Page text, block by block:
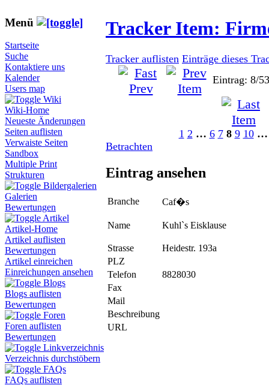
Menü
Startseite
Suche
Kontaktiere uns
Kalender
Users map
Wiki
Wiki-Home
Neueste Änderungen
Seiten auflisten
Verwaiste Seiten
Sandbox
Multiple Print
Strukturen
Bildergalerien
Galerien
Bewertungen
Artikel
Artikel-Home
Artikel auflisten
Bewertungen
Artikel einreichen
Einreichungen ansehen
Blogs
Blogs auflisten
Bewertungen
Foren
Foren auflisten
Bewertungen
Linkverzeichnis
Verzeichnis durchstöbern
FAQs
FAQs auflisten
Tracker Item:
Tracker auflisten Einträge dieses
Eintrag: 8/53
1 2 … 6 7 8 9 10 …
Betrachten
Eintrag ansehen
Branche Caf�s
Name Kuhl`s Eisklause
Strasse
Heidestr. 193a
PLZ
Telefon
8828030
Fax
Mail
Beschreibung
URL